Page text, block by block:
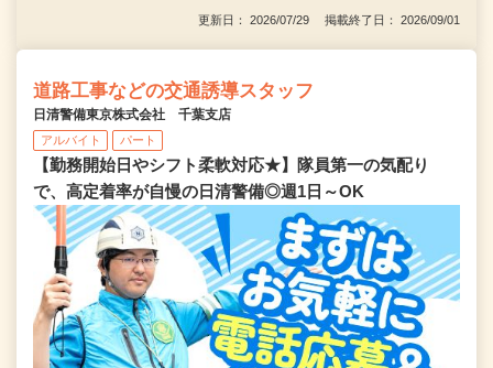
更新日： 2026/07/29 掲載終了日： 2026/09/01
道路工事などの交通誘導スタッフ
日清警備東京株式会社 千葉支店
アルバイト パート
【勤務開始日やシフト柔軟対応★】隊員第一の気配り
で、高定着率が自慢の日清警備◎週1日～OK